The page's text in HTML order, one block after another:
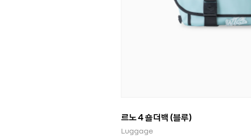
르노 4 숄더백 (블루)
Luggage